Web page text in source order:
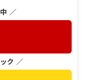
／
ク ／